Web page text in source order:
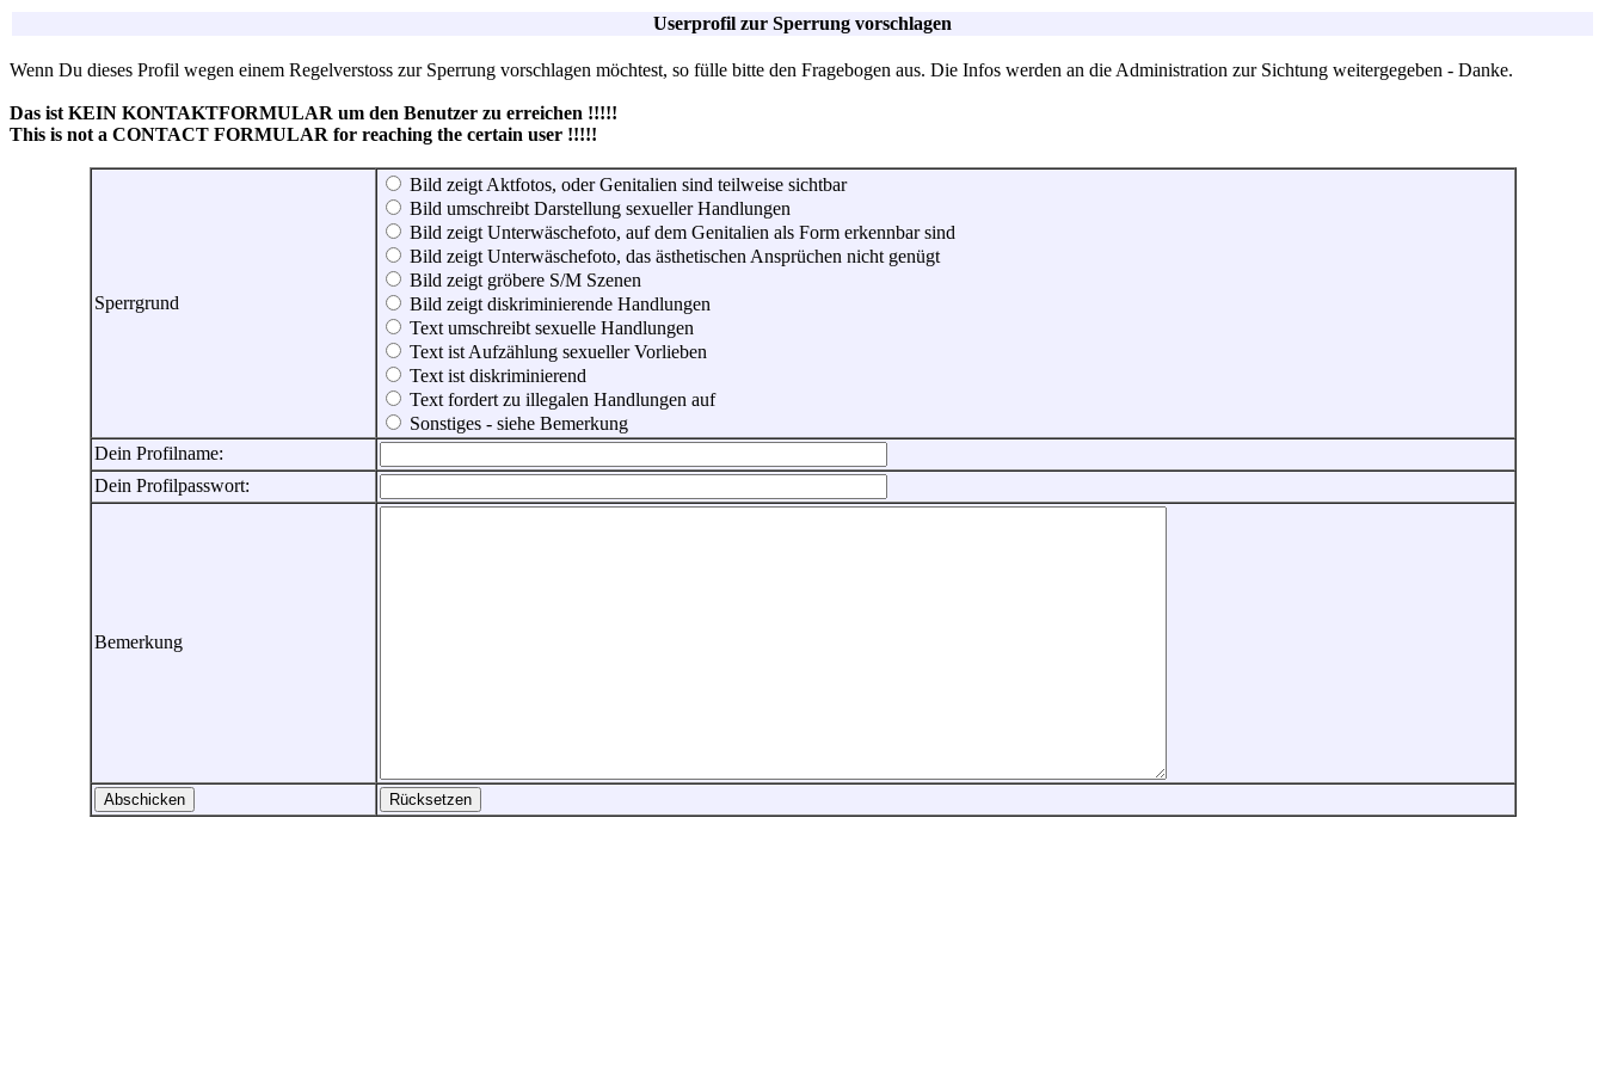
Userprofil zur Sperrung vorschlagen
Wenn Du dieses Profil wegen einem Regelverstoss zur Sperrung vorschlagen möchtest, so fülle bitte den Fragebogen aus. Die Infos werden an die Administration zur Sichtung weitergegeben - Danke.
Das ist KEIN KONTAKTFORMULAR um den Benutzer zu erreichen !!!!!
This is not a CONTACT FORMULAR for reaching the certain user !!!!!
Sperrgrund
Bild zeigt Aktfotos, oder Genitalien sind teilweise sichtbar
Bild umschreibt Darstellung sexueller Handlungen
Bild zeigt Unterwäschefoto, auf dem Genitalien als Form erkennbar sind
Bild zeigt Unterwäschefoto, das ästhetischen Ansprüchen nicht genügt
Bild zeigt gröbere S/M Szenen
Bild zeigt diskriminierende Handlungen
Text umschreibt sexuelle Handlungen
Text ist Aufzählung sexueller Vorlieben
Text ist diskriminierend
Text fordert zu illegalen Handlungen auf
Sonstiges - siehe Bemerkung
Dein Profilname:
Dein Profilpasswort:
Bemerkung